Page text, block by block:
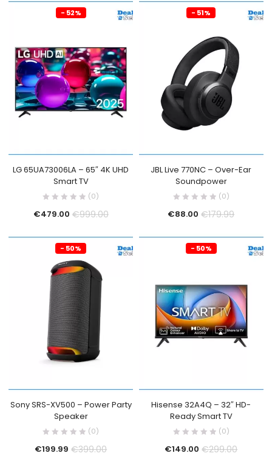
- 52%
LG 65UA73006LA – 65″ 4K UHD
Smart TV
(0)
€479.00 €999.00
- 51%
JBL Live 770NC – Over-Ear
Soundpower
(0)
€88.00 €179.99
- 50%
Sony SRS-XV500 – Power Party
Speaker
(0)
€199.99 €399.00
- 50%
Hisense 32A4Q – 32″ HD-
Ready Smart TV
(0)
€149.00 €299.00